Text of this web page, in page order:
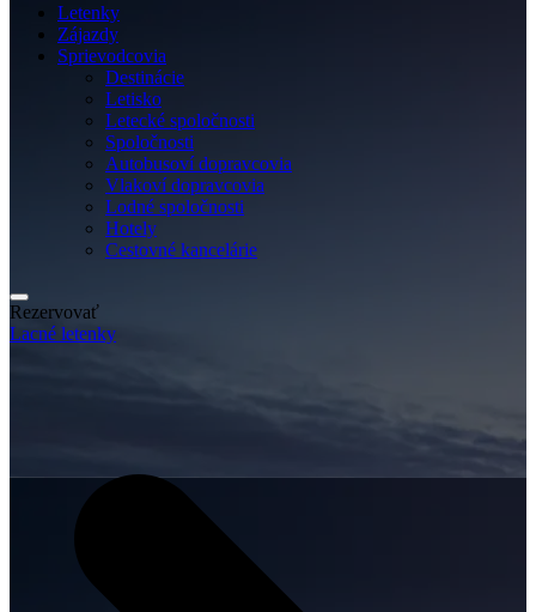
Letenky
Zájazdy
Sprievodcovia
Destinácie
Letisko
Letecké spoločnosti
Spoločnosti
Autobusoví dopravcovia
Vlakoví dopravcovia
Lodné spoločnosti
Hotely
Cestovné kancelárie
Rezervovať
Lacné letenky